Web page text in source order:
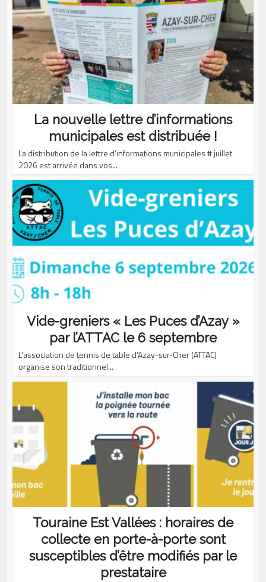
La nouvelle lettre d’informations
municipales est distribuée !
La distribution de la lettre d’informations municipales # juillet
2026 est arrivée dans vos...
Vide-greniers « Les Puces d’Azay »
par l’ATTAC le 6 septembre
L’association de tennis de table d’Azay-sur-Cher (ATTAC)
organise son traditionnel...
Touraine Est Vallées : horaires de
collecte en porte-à-porte sont
susceptibles d’être modifiés par le
prestataire